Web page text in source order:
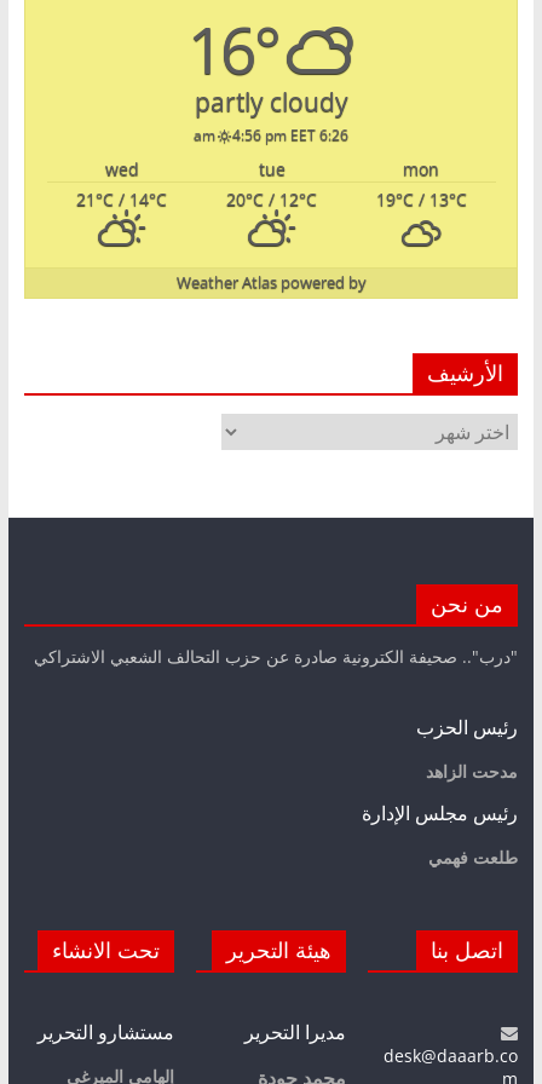
16°
partly cloudy
6:26 am
4:56 pm EET
mon
tue
wed
19°C/ 13°C
20°C / 12°C
21°C / 14°C
powered by
Weather Atlas
الأرشيف
الأرشيف
من نحن
"درب".. صحيفة الكترونية صادرة عن حزب التحالف الشعبي الاشتراكي
رئيس الحزب
مدحت الزاهد
رئيس مجلس الإدارة
طلعت فهمي
اتصل بنا
desk@daaarb.co
m
هيئة التحرير
مديرا التحرير
محمد جودة
تحت الانشاء
مستشارو التحرير
إلهامي الميرغي